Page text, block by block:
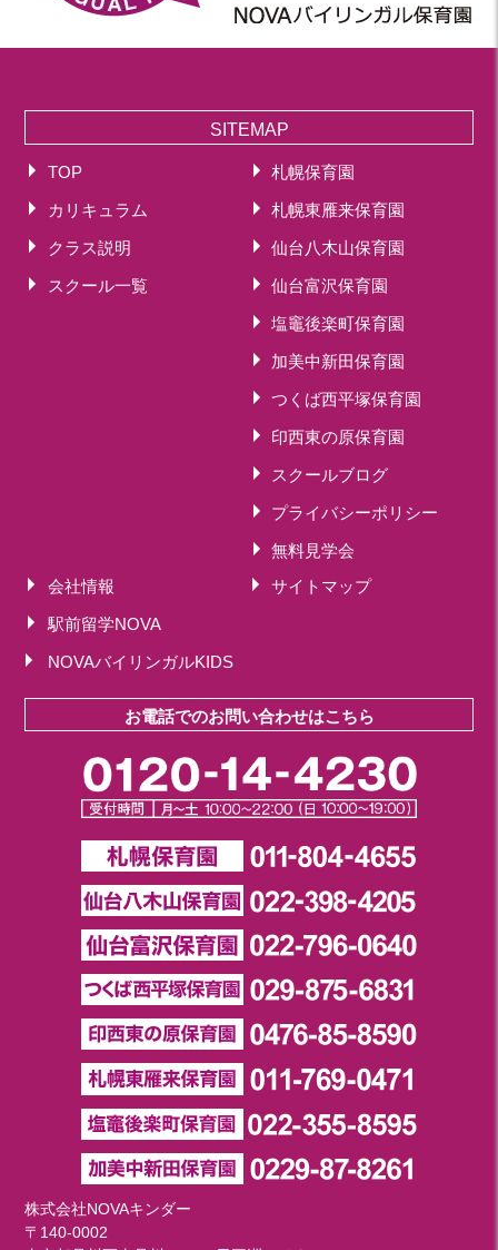
SITEMAP
TOP
カリキュラム
クラス説明
スクール一覧
札幌保育園
札幌東雁来保育園
仙台八木山保育園
仙台富沢保育園
塩竈後楽町保育園
加美中新田保育園
つくば西平塚保育園
印西東の原保育園
スクールブログ
プライバシーポリシー
無料見学会
会社情報
サイトマップ
駅前留学NOVA
NOVAバイリンガルKIDS
お電話でのお問い合わせはこちら
株式会社NOVAキンダー
〒140-0002